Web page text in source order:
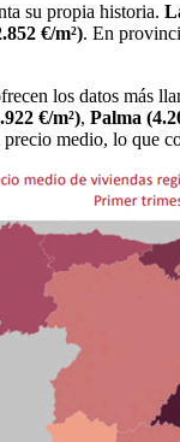
su propia historia.
€/m²). En
los datos más
€/m²),Palma
medio, lo que